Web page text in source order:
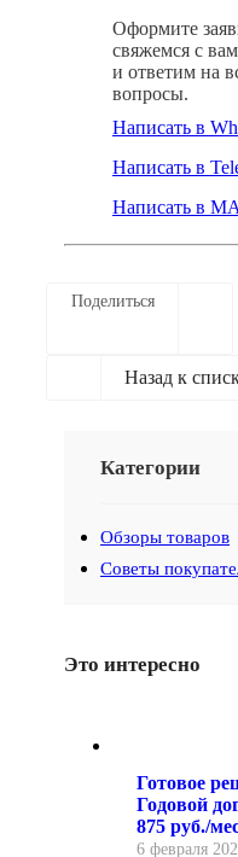
Оформите
свяжемся с
и ответим на
вопросы.
Написать в
Написать в
Написать в
Поделиться
Назад к
Категории
Обзоры товаров
Советы
Это интересно
Готовое
Годовой
875 руб./
6 февраля